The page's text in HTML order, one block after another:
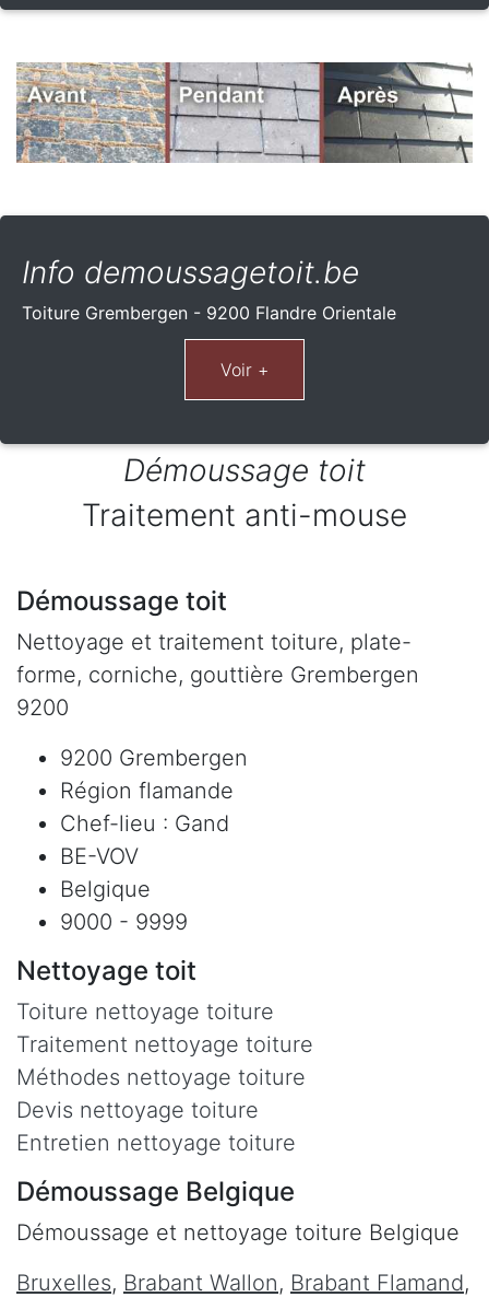
Info demoussagetoit.be
Toiture Grembergen - 9200 Flandre Orientale
Démoussage toit
Traitement anti-mouse
Démoussage toit
Nettoyage et traitement toiture, plate-
forme, corniche, gouttière Grembergen
9200
9200 Grembergen
Région flamande
Chef-lieu : Gand
BE-VOV
Belgique
9000 - 9999
Nettoyage toit
Toiture nettoyage toiture
Traitement nettoyage toiture
Méthodes nettoyage toiture
Devis nettoyage toiture
Entretien nettoyage toiture
Démoussage Belgique
Démoussage et nettoyage toiture Belgique
Bruxelles, Brabant Wallon, Brabant Flamand,